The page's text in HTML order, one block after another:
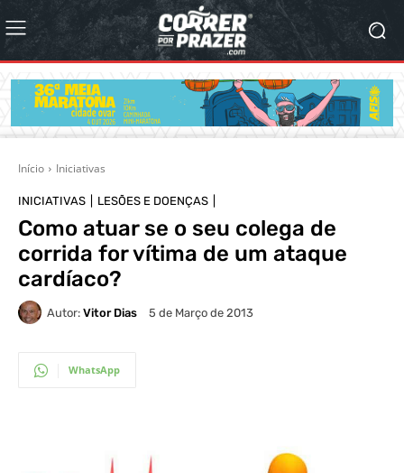
Início Iniciativas
INICIATIVAS LESÕES E DOENÇAS
Como atuar se o seu colega de
corrida for vítima de um ataque
cardíaco?
Autor: Vitor Dias 5 de Março de 2013
WhatsApp